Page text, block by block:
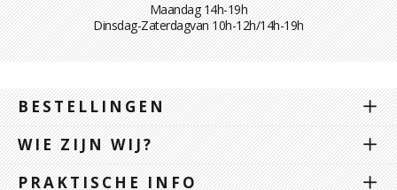
Maandag 14h-19h
Dinsdag-Zaterdagvan 10h-12h/14h-19h
BESTELLINGEN
WIE ZIJN WIJ?
PRAKTISCHE INFO